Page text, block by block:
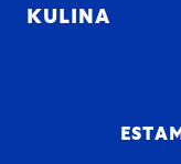
KULINA